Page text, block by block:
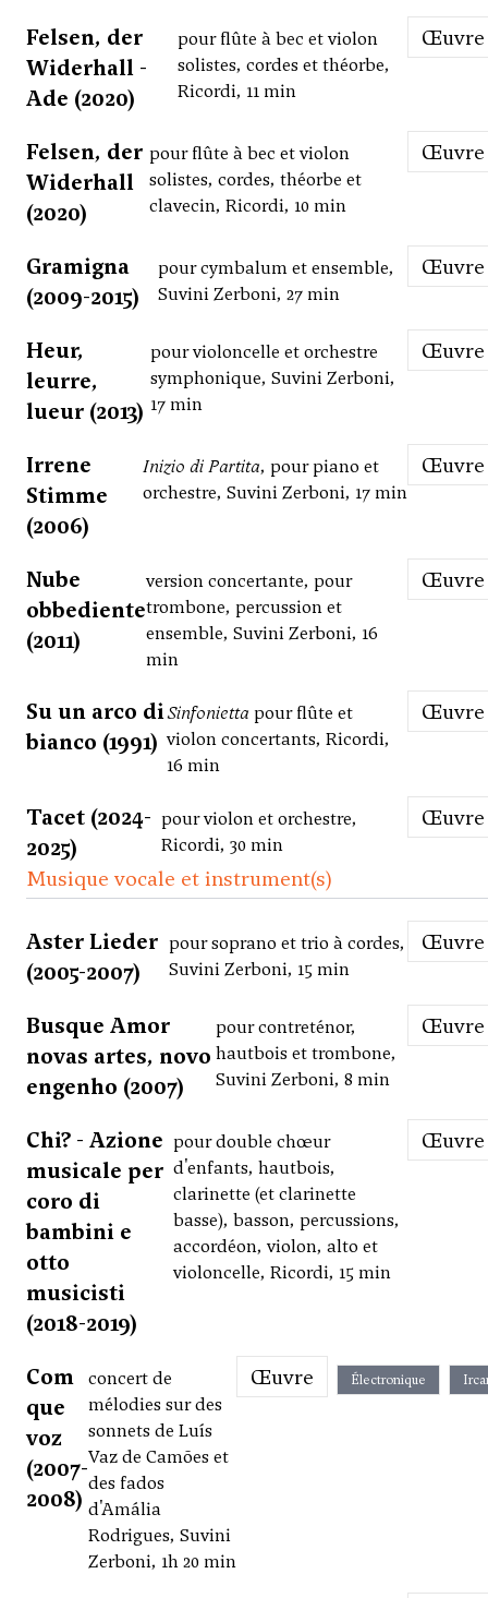
Felsen, der
Widerhall -
Ade (2020)
pour flûte à bec et violon
solistes, cordes et théorbe,
Ricordi, 11 min
Œuvre
Felsen, der
Widerhall
(2020)
pour flûte à bec et violon
solistes, cordes, théorbe et
clavecin, Ricordi, 10 min
Œuvre
Gramigna
(2009-2015)
pour cymbalum et ensemble,
Suvini Zerboni, 27 min
Œuvre
Heur,
leurre,
lueur (2013)
pour violoncelle et orchestre
symphonique, Suvini Zerboni,
17 min
Œuvre
Irrene
Stimme
(2006)
Inizio di Partita, pour piano et
orchestre, Suvini Zerboni, 17 min
Œuvre
Nube
obbediente
(2011)
version concertante, pour
trombone, percussion et
ensemble, Suvini Zerboni, 16
min
Œuvre
Su un arco di
bianco (1991)
Sinfoniettapour flûte et
violon concertants, Ricordi,
16 min
Œuvre
Tacet (2024-
2025)
pour violon et orchestre,
Ricordi, 30 min
Œuvre
Musique vocale et instrument(s)
Aster Lieder
(2005-2007)
pour soprano et trio à cordes,
Suvini Zerboni, 15 min
Œuvre
Busque Amor
novas artes, novo
engenho (2007)
pour contreténor,
hautbois et trombone,
Suvini Zerboni, 8 min
Œuvre
Chi? - Azione
musicale per
coro di
bambini e
otto
musicisti
(2018-2019)
pour double chœur
d'enfants, hautbois,
clarinette (et clarinette
basse), basson, percussions,
accordéon, violon, alto et
violoncelle, Ricordi, 15 min
Œuvre
Com
que
voz
(2007-
2008)
concert de
mélodies sur des
sonnets de Luís
Vaz de Camões et
des fados
d'Amália
Rodrigues, Suvini
Zerboni, 1h 20 min
Œuvre Électronique